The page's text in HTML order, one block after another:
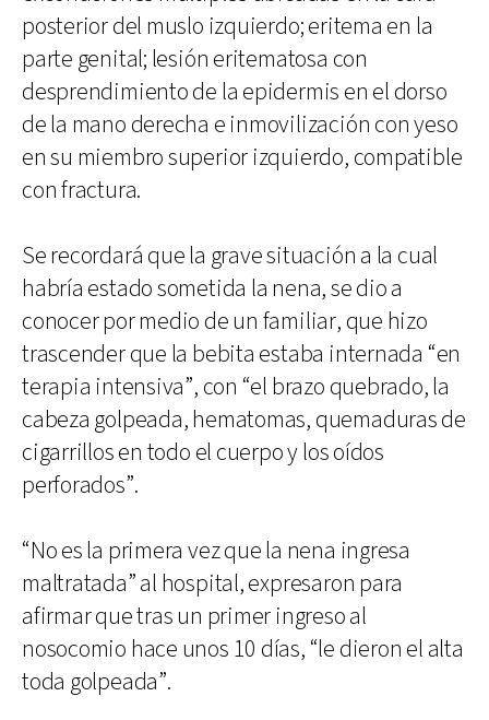
posterior del muslo izquierdo; eritema en la
parte genital; lesión eritematosa con
desprendimiento de la epidermis en el dorso
de la mano derecha e inmovilización con yeso
en su miembro superior izquierdo, compatible
con fractura.
Se recordará que la grave situación a la cual
habría estado sometida la nena, se dio a
conocer por medio de un familiar, que hizo
trascender que la bebita estaba internada “en
terapia intensiva”, con “el brazo quebrado, la
cabeza golpeada, hematomas, quemaduras de
cigarrillos en todo el cuerpo y los oídos
perforados”.
“No es la primera vez que la nena ingresa
maltratada” al hospital, expresaron para
afirmar que tras un primer ingreso al
nosocomio hace unos 10 días, “le dieron el alta
toda golpeada”.